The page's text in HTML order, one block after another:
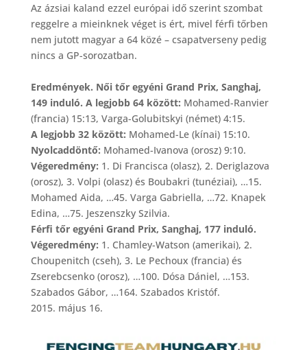
Az ázsiai kaland ezzel európai idő szerint szombat
reggelre a mieinknek véget is ért, mivel férfi tőrben
nem jutott magyar a 64 közé – csapatverseny pedig
nincs a GP-sorozatban.
Eredmények. Női tőr egyéni Grand Prix, Sanghaj,
149 induló. A legjobb 64 között: Mohamed-Ranvier
(francia) 15:13, Varga-Golubitskyi (német) 4:15.
A legjobb 32 között: Mohamed-Le (kínai) 15:10.
Nyolcaddöntő: Mohamed-Ivanova (orosz) 9:10.
Végeredmény: 1. Di Francisca (olasz), 2. Deriglazova
(orosz), 3. Volpi (olasz) és Boubakri (tunéziai), …15.
Mohamed Aida, …45. Varga Gabriella, …72. Knapek
Edina, …75. Jeszenszky Szilvia.
Férfi tőr egyéni Grand Prix, Sanghaj, 177 induló.
Végeredmény: 1. Chamley-Watson (amerikai), 2.
Choupenitch (cseh), 3. Le Pechoux (francia) és
Zserebcsenko (orosz), …100. Dósa Dániel, …153.
Szabados Gábor, …164. Szabados Kristóf.
2015. május 16.